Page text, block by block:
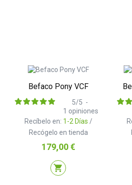
Befaco Pony VCF
Recíbelo en: 1-2 Días /
Recógelo en tienda
5/5 -
1 opiniones
Precio
179,00 €
shopping_cart